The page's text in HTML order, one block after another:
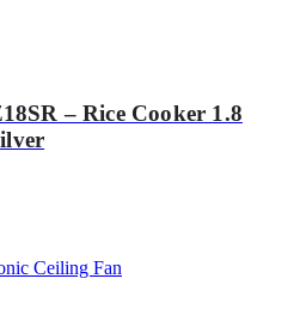
– Rice Cooker 1.8